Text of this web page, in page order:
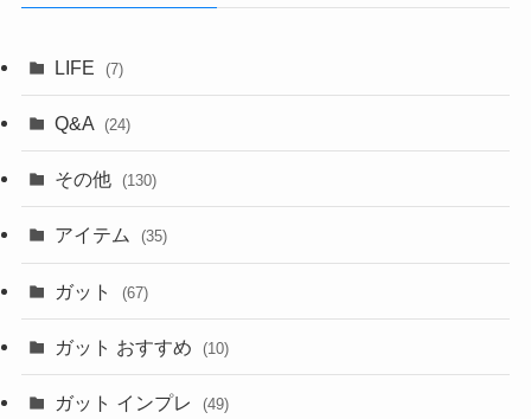
LIFE (7)
Q&A (24)
その他 (130)
アイテム (35)
ガット (67)
ガット おすすめ (10)
ガット インプレ (49)